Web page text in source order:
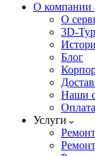
О компании
О
3D-Тур
Блог
Наши
Оплата
Услуги